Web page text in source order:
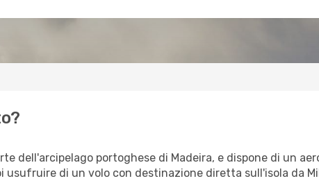
dell'arcipelago portoghese di Madeira, e dispone di un
usufruire di un volo con destinazione diretta sull'isola da